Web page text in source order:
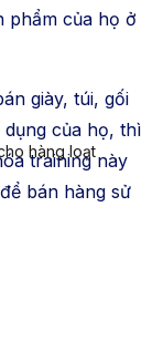
hàng loạt
phẩm của họ ở
giày, túi, gối
của họ, thì
training này
bán hàng sử